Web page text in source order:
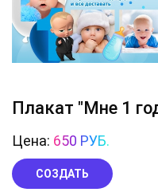
Плакат "Мне 1
Цена: 650 РУБ.
СОЗДАТЬ